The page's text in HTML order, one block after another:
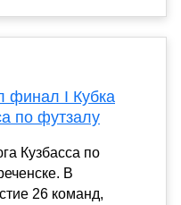
финал I Кубка
по футзалу
Кузбасса по
В
26 команд,